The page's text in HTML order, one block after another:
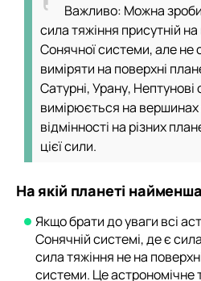
Важливо: Можна
сила тяжіння присутній
Сонячної системи, але не
виміряти на поверхні
Сатурні, Урану, Нептунові
вимірюється на вершинах
відмінності на різних
цієї сили.
На якій планеті
Якщо брати до уваги всі
Сонячній системі, де є
сила тяжіння не на
системи. Це астрономічне